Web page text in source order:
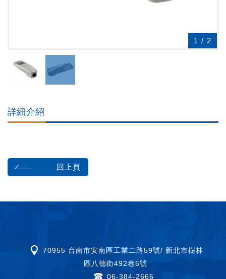
1 / 2
詳細介紹
回上頁
70955 台南市安南區工業二路59號/ 新北市樹林
區八德街492巷6號
06-384-2666